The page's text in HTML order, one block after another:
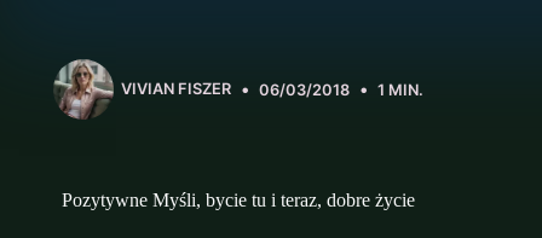
VIVIAN FISZER 06/03/2018 1 MIN.
Pozytywne Myśli, bycie tu i teraz, dobre życie